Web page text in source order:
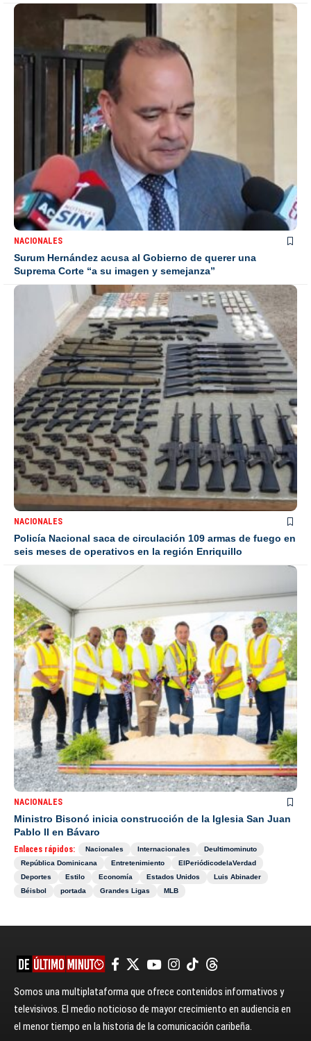
NACIONALES
Surum Hernández acusa al Gobierno de querer una
Suprema Corte “a su imagen y semejanza”
NACIONALES
Policía Nacional saca de circulación 109 armas de fuego en
seis meses de operativos en la región Enriquillo
NACIONALES
Ministro Bisonó inicia construcción de la Iglesia San Juan
Pablo II en Bávaro
Enlaces rápidos: Nacionales Internacionales
Deultimominuto
República Dominicana
Entretenimiento
ElPeriódicodelaVerdad
Deportes
Estilo Economía Estados Unidos
Luis Abinader
Béisbol
portada Grandes Ligas MLB
Somos una multiplataforma que ofrece contenidos informativos y
televisivos. El medio noticioso de mayor crecimiento en audiencia en
el menor tiempo en la historia de la comunicación caribeña.